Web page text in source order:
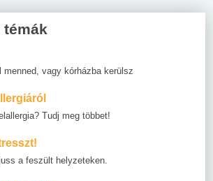
témák
menned, vagy kórházba kerülsz
Tudj meg többet!
a feszült helyzeteken.